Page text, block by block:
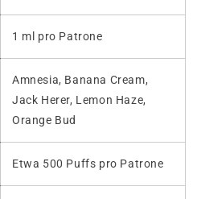
1 ml pro Patrone
Amnesia, Banana Cream,
Jack Herer, Lemon Haze,
Orange Bud
Etwa 500 Puffs pro Patrone